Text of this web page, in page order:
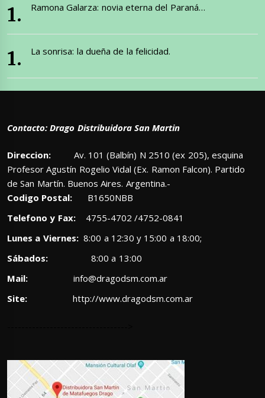
Ramona Galarza: novia eterna del Paraná…
La sonrisa: la dueña de la felicidad.
Contacto: Drago Distribuidora San Martin
Direccion: Av. 101 (Balbín) N 2510 (ex 205), esquina
Profesor Agustín Rogelio Vidal (Ex. Ramon Falcon). Partido
de San Martín. Buenos Aires. Argentina.-
Codigo Postal: B1650NBB
Telefono y Fax:4755-4702 /4752-0841
Lunes a Viernes:8:00 a 12:30 y 15:00 a 18:00;
Sábados: 8:00 a 13:00
Mail:
info@dragodsm.com.ar
Site:
http://www.dragodsm.com.ar